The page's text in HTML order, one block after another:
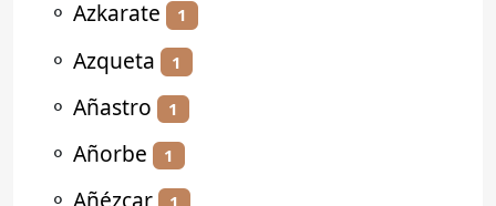
⚬ Azkarate 1
⚬ Azqueta 1
⚬ Añastro 1
⚬ Añorbe 1